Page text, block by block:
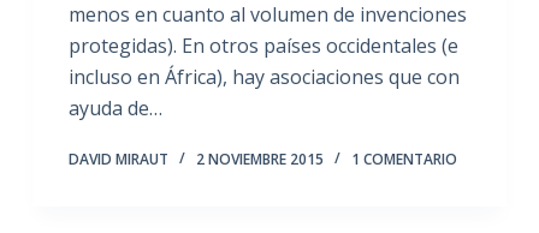
menos en cuanto al volumen de invenciones
protegidas). En otros países occidentales (e
incluso en África), hay asociaciones que con
ayuda de…
DAVID MIRAUT 2 NOVIEMBRE 2015 1 COMENTARIO